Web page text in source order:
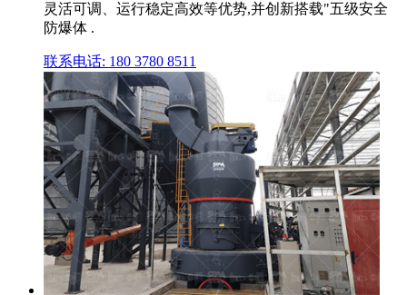
灵活可调、运行稳定高效等优势,并创新搭载"五级安全
防爆体 .
联系电话: 180 3780 8511